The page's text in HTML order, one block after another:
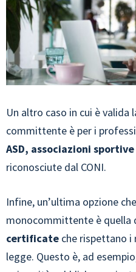
Un altro caso in cui è valida
committente è per i
ASD, associazioni
riconosciute dal CONI.
Infine, un’ultima opzione
monocommittente è quella
certificate che rispettano i
legge. Questo è, ad